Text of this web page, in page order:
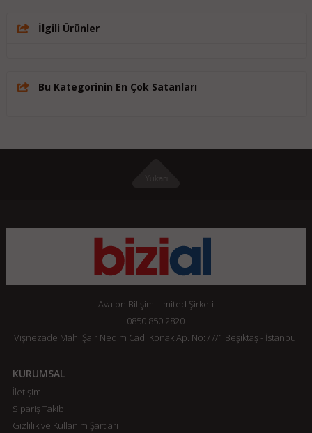
İlgili Ürünler
Bu Kategorinin En Çok Satanları
Avalon Bilişim Limited Şirketi
0850 850 2820
Vişnezade Mah. Şair Nedim Cad. Konak Ap. No:77/1 Beşiktaş - İstanbul
KURUMSAL
İletişim
Sipariş Takibi
Gizlilik ve Kullanım Şartları